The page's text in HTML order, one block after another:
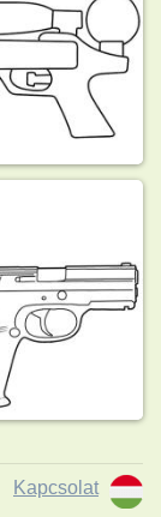
Kapcsolat